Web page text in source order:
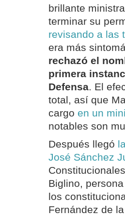
brillante
terminar su
revisando a las
era más
rechazó el
primera
Defensa. El
total, así que
cargo en un
notables son
Después llegó
José Sánchez
Biglino,
los
Fernández de